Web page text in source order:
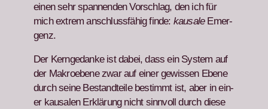
einen sehr span­nen­den Vorschlag, den ich für
mich extrem anschlussfähig finde: kausaleEmer­
genz.
Der Kerngedanke ist dabei, dass ein Sys­tem auf
der Makroebene zwar auf ein­er gewis­sen Ebene
durch seine Bestandteile bes­timmt ist, aber in ein­
er kausalen Erk­lärung nicht sin­nvoll durch diese